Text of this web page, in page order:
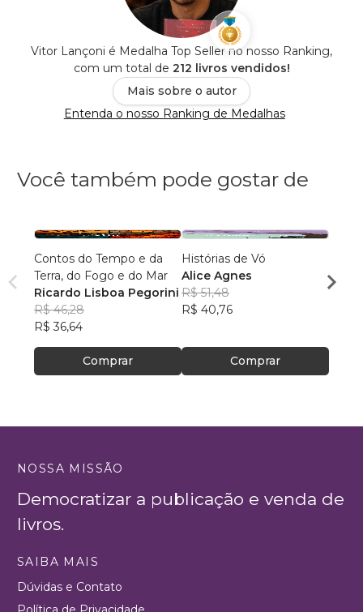
Vitor Lançoni é Medalha Top Seller no nosso Ranking,
com um total de 212 livros vendidos!
Mais sobre o autor
Entenda o nosso Ranking de Medalhas
Você também pode gostar de
Contos do Tempo e da
Terra, do Fogo e do Mar
Ricardo Lisboa Pegorini
R$ 46,28
R$ 36,64
Comprar
Histórias de Vó
Alice Agnes
R$ 51,48
R$ 40,76
Comprar
NOSSA MISSÃO
Democratizar a publicação e venda de
livros.
SAIBA MAIS
Dúvidas e Contato